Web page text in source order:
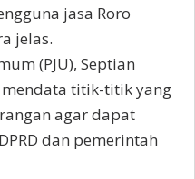
jasa Roro
jelas.
(PJU), Septian
titik-titik yang
agar dapat
dan pemerintah